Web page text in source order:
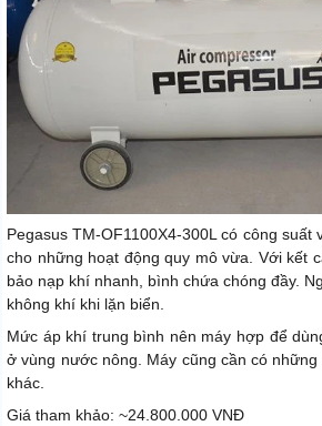
Pegasus TM-OF1100X4-300L có công
cho những hoạt động quy mô vừa. Với kết
bảo nạp khí nhanh, bình chứa chóng đầy.
không khí khi lặn biển.
Mức áp khí trung bình nên máy hợp để
ở vùng nước nông. Máy cũng cần có
khác.
Giá tham khảo: ~24.800.000 VNĐ